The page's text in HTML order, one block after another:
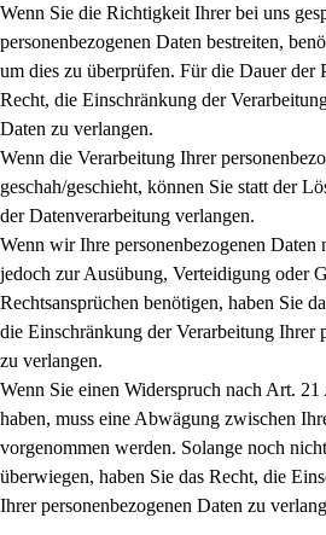
Wenn Sie die Richtigkeit Ihrer bei uns
personenbezogenen Daten bestreiten,
um dies zu überprüfen. Für die Dauer der
Recht, die Einschränkung der
Daten zu verlangen.
Wenn die Verarbeitung Ihrer
geschah/geschieht, können Sie statt der
der Datenverarbeitung verlangen.
Wenn wir Ihre personenbezogenen Daten
jedoch zur Ausübung, Verteidigung oder
Rechtsansprüchen benötigen, haben Sie
die Einschränkung der Verarbeitung Ihrer
zu verlangen.
Wenn Sie einen Widerspruch nach Art.
haben, muss eine Abwägung zwischen
vorgenommen werden. Solange noch
überwiegen, haben Sie das Recht, die
Ihrer personenbezogenen Daten zu